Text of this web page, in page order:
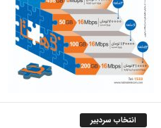
انتخاب سردبیر